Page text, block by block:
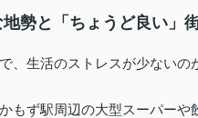
勢と「ちょうど良い」
、生活のストレスが少ないの
もず駅周辺の大型スーパー